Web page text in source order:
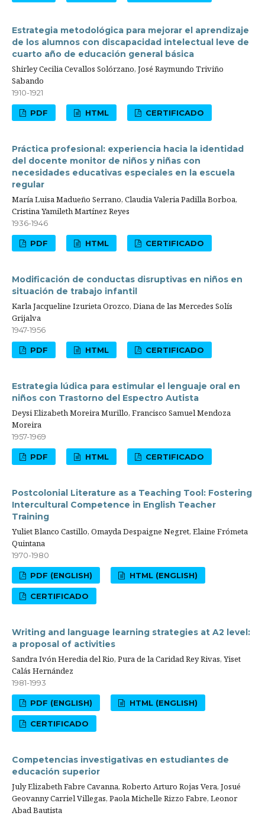
Estrategia metodológica para mejorar el aprendizaje
de los alumnos con discapacidad intelectual leve de
cuarto año de educación general básica
Shirley Cecilia Cevallos Solórzano, José Raymundo Triviño
Sabando
1910-1921
PDF HTML CERTIFICADO
Práctica profesional: experiencia hacia la identidad
del docente monitor de niños y niñas con
necesidades educativas especiales en la escuela
regular
María Luisa Madueño Serrano, Claudia Valeria Padilla Borboa,
Cristina Yamileth Martínez Reyes
1936-1946
PDF HTML CERTIFICADO
Modificación de conductas disruptivas en niños en
situación de trabajo infantil
Karla Jacqueline Izurieta Orozco, Diana de las Mercedes Solís
Grijalva
1947-1956
PDF HTML CERTIFICADO
Estrategia lúdica para estimular el lenguaje oral en
niños con Trastorno del Espectro Autista
Deysi Elizabeth Moreira Murillo, Francisco Samuel Mendoza
Moreira
1957-1969
PDF HTML CERTIFICADO
Postcolonial Literature as a Teaching Tool: Fostering
Intercultural Competence in English Teacher
Training
Yuliet Blanco Castillo, Omayda Despaigne Negret, Elaine Frómeta
Quintana
1970-1980
PDF (ENGLISH) HTML (ENGLISH)
CERTIFICADO
Writing and language learning strategies at A2 level:
a proposal of activities
Sandra Ivón Heredia del Rio, Pura de la Caridad Rey Rivas, Yiset
Calás Hernández
1981-1993
PDF (ENGLISH) HTML (ENGLISH)
CERTIFICADO
Competencias investigativas en estudiantes de
educación superior
July Elizabeth Fabre Cavanna, Roberto Arturo Rojas Vera, Josué
Geovanny Carriel Villegas, Paola Michelle Rizzo Fabre, Leonor
Abad Bautista